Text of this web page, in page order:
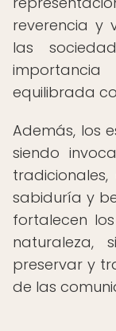
reverencia y
las
equilibrada
Además, los
siendo
sabiduría y
fortalecen
naturaleza,
preservar y
de las